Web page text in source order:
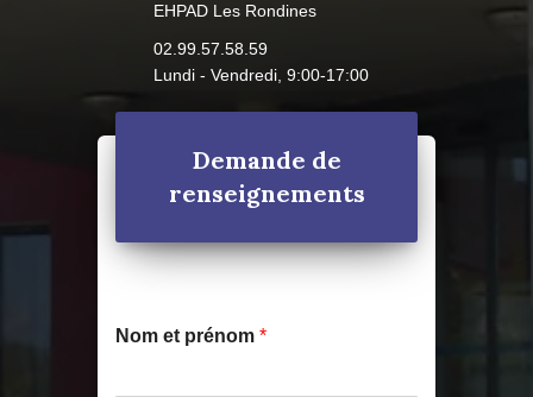
EHPAD Les Rondines
02.99.57.58.59
Lundi - Vendredi, 9:00-17:00
Demande de
renseignements
Nom et prénom *